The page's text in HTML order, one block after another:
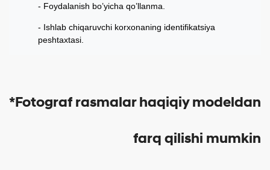
Foydalanish bo’yicha qo’llanma.
Ishlab chiqaruvchi korxonaning identifikatsiya
peshtaxtasi.
*Fotograf rasmalar haqiqiy modeldan
farq qilishi mumkin